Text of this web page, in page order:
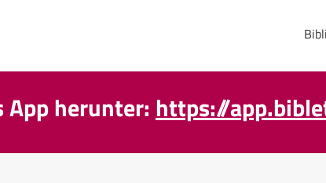
App herunter: https://